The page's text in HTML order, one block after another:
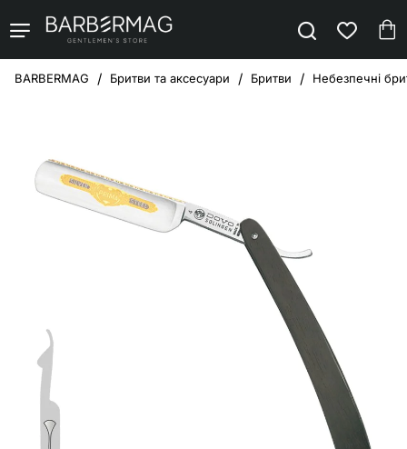
Бритви та аксесуари Бритви Небезпечні